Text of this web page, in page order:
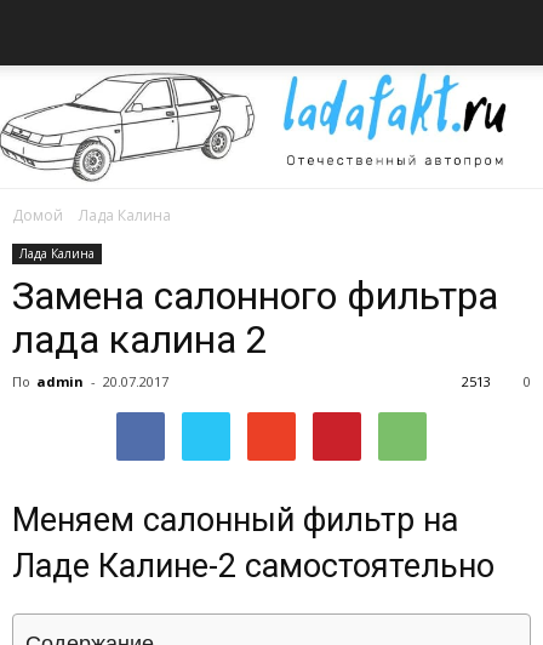
автомобилях
Лада
Домой Лада Калина
Лада Калина
Замена салонного фильтра
лада калина 2
По admin - 20.07.2017 0
2513
Меняем салонный фильтр на
Ладе Калине-2 самостоятельно